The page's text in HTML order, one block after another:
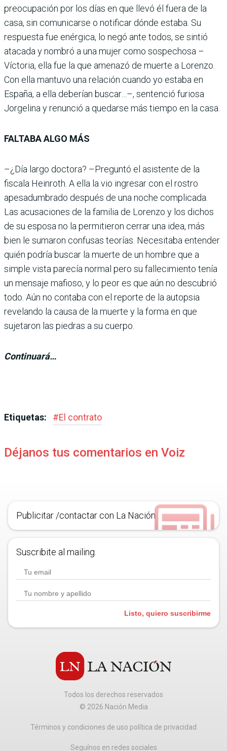
preocupación por los días en que llevó él fuera de la
casa, sin comunicarse o notificar dónde estaba. Su
respuesta fue enérgica, lo negó ante todos, se sintió
atacada y nombró a una mujer como sospechosa –
Víctoria, ella fue la que amenazó de muerte a Lorenzo.
Con ella mantuvo una relación cuando yo estaba en
España, a ella deberían buscar…–, sentenció furiosa
Jorgelina y renunció a quedarse más tiempo en la casa.
FALTABA ALGO MÁS
–¿Día largo doctora? –Preguntó el asistente de la
fiscala Heinroth. A ella la vio ingresar con el rostro
apesadumbrado después de una noche complicada.
Las acusaciones de la familia de Lorenzo y los dichos
de su esposa no la permitieron cerrar una idea, más
bien le sumaron confusas teorías. Necesitaba entender
quién podría buscar la muerte de un hombre que a
simple vista parecía normal pero su fallecimiento tenía
un mensaje mafioso, y lo peor es que aún no descubrió
todo. Aún no contaba con el reporte de la autopsia
revelando la causa de la muerte y la forma en que
sujetaron las piedras a su cuerpo.
Continuará…
Etiquetas: #El contrato
Déjanos tus comentarios en Voiz
Publicitar /contactar con La Nación
Suscribite al mailing.
Listo, quiero suscribirme
Todos los derechos reservados
© 2026 Nación Media
Términos y condiciones de uso política de privacidad
Seguínos en redes sociales